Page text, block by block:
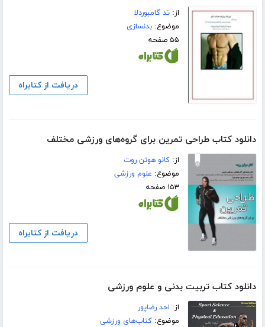
از:تد گامبوردلا
موضوع:بدنسازی
۵۵ صفحه
دریافت از کتابراه
دانلود کتاب طراحی تمرین برای گروه‌های ورزشی مختلف
از:کانو هوتن روت
موضوع: علوم ورزشی
۱۵۳ صفحه
دریافت از کتابراه
دانلود کتاب تربیت بدنی و علوم ورزشی
از: احد رضاپور
موضوع:کتاب‌های ورزشی